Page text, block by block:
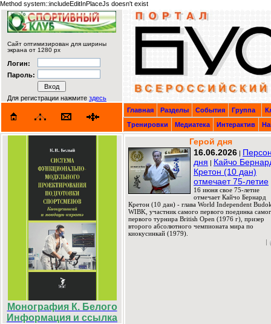
Method system::includeEditInPlaceJs doesn't exist
Сайт оптимизирован для ширины
экрана от 1280 px
Логин:
Пароль:
Для регистрации нажмите здесь
Главная
Разделы События Группа
Тренировки
Медиатека Интерактив
Монография К. Белого
Информация и ссылка
Герой дня
16.06.2026 |
дня | Кайчо
Кретон (10 дан)
отмечает 75-летие
16 июня свое 75-летие
отмечает Кайчо Бернард
Кретон (10 дан) - глава World Independent
WIBK, участник самого первого поединка
первого турнира British Open (1976 г), призер
второго абсолютного чемпионата мира по
киокусинкай (1979).
|